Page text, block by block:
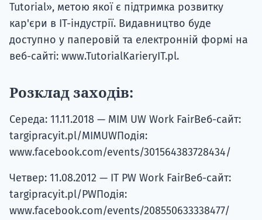
Tutorial», метою якої є підтримка розвитку
кар'єри в ІТ-індустрії. Видавництво буде
доступно у паперовій та електронній формі на
веб-сайті: www.TutorialKarieryIT.pl.
Розклад заходів:
Середа: 11.11.2018 — MIM UW Work FairВеб-сайт:
targipracyit.pl/MIMUWПодія:
www.facebook.com/events/301564383728434/
Четвер: 11.08.2012 — IT PW Work FairВеб-сайт:
targipracyit.pl/PWПодія:
www.facebook.com/events/208550633338477/